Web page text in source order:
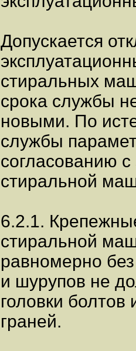
Допускается
стиральных
срока службы
новыми. По
службы
согласованию
стиральной
6.2.1.
стиральной
равномерно
и шурупов не
головки
граней.